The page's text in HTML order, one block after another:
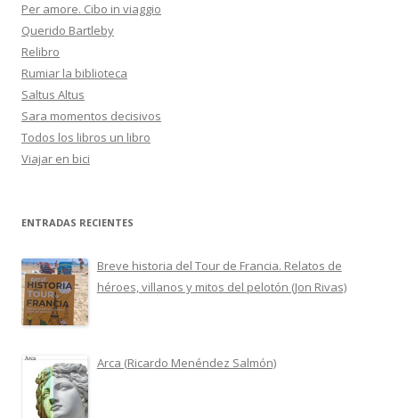
Per amore. Cibo in viaggio
Querido Bartleby
Relibro
Rumiar la biblioteca
Saltus Altus
Sara momentos decisivos
Todos los libros un libro
Viajar en bici
ENTRADAS RECIENTES
Breve historia del Tour de Francia. Relatos de
héroes, villanos y mitos del pelotón (Jon Rivas)
Arca (Ricardo Menéndez Salmón)